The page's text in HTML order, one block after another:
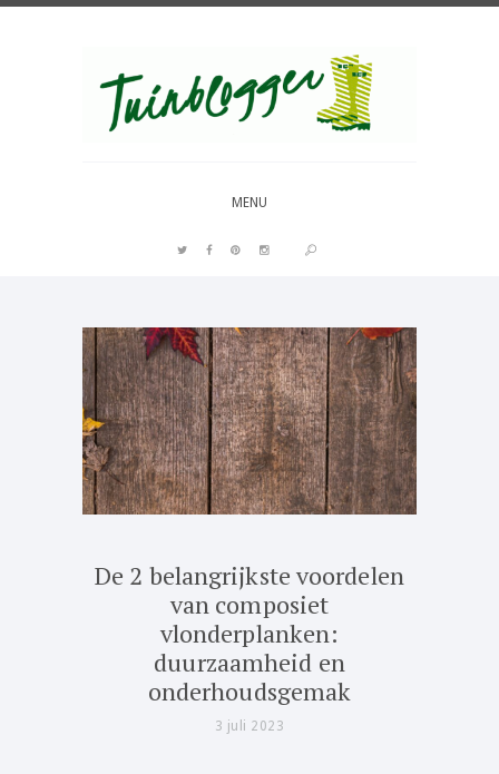
MENU
De 2 belangrijkste voordelen
van composiet
vlonderplanken:
duurzaamheid en
onderhoudsgemak
3 juli 2023